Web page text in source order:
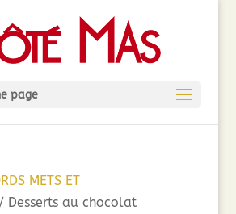
page
METS ET
au chocolat